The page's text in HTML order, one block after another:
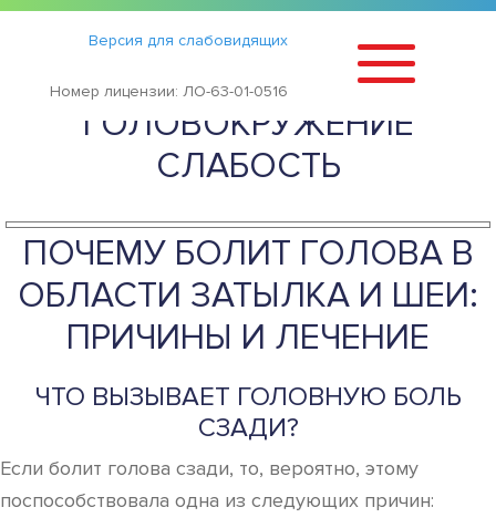
Версия для слабовидящих
Номер лицензии: ЛО-63-01-0516
Статьи ›
БОЛЬ В ЗАТЫЛКЕ ТОШНОТА
ГОЛОВОКРУЖЕНИЕ
СЛАБОСТЬ
ПОЧЕМУ БОЛИТ ГОЛОВА В
ОБЛАСТИ ЗАТЫЛКА И ШЕИ:
ПРИЧИНЫ И ЛЕЧЕНИЕ
ЧТО ВЫЗЫВАЕТ ГОЛОВНУЮ БОЛЬ
СЗАДИ?
Если болит голова сзади, то, вероятно, этому
поспособствовала одна из следующих причин: